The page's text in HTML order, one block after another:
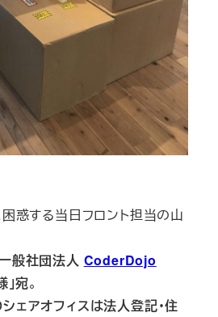
困惑する当日フロント担当の山
一般社団法人 CoderDojo
宛。
アオフィスは法人登記・住